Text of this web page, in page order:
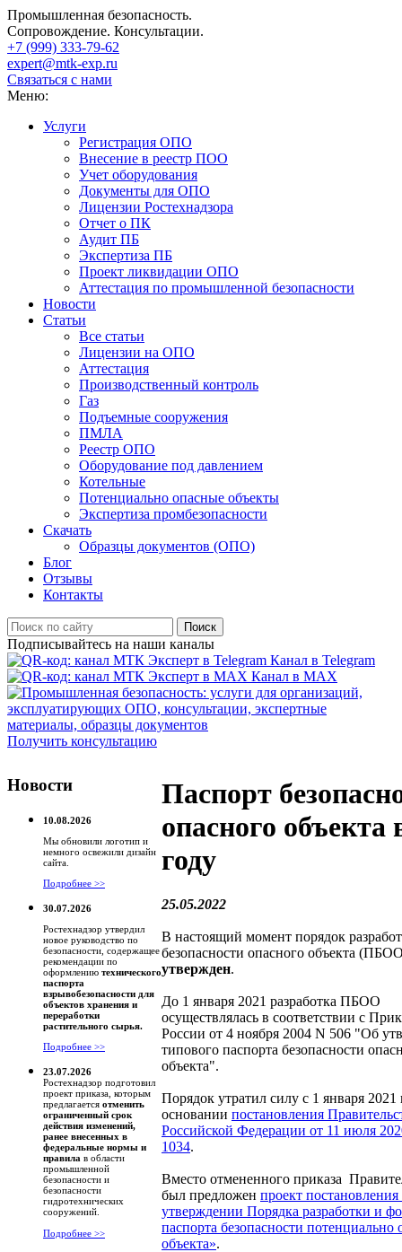
Промышленная безопасность.
Сопровождение. Консультации.
+7 (999) 333-79-62
expert@mtk-exp.ru
Связаться с нами
Меню:
Услуги
Регистрация ОПО
Внесение в реестр ПОО
Учет оборудования
Документы для ОПО
Лицензии Ростехнадзора
Отчет о ПК
Аудит ПБ
Экспертиза ПБ
Проект ликвидации ОПО
Аттестация по промышленной безопасности
Новости
Статьи
Все статьи
Лицензии на ОПО
Аттестация
Производственный контроль
Газ
Подъемные сооружения
ПМЛА
Реестр ОПО
Оборудование под давлением
Котельные
Потенциально опасные объекты
Экспертиза промбезопасности
Скачать
Образцы документов (ОПО)
Блог
Отзывы
Контакты
Поиск
Подписывайтесь на наши каналы
Канал в Telegram
Канал в MAX
Получить консультацию
Новости
10.08.2026
Мы обновили логотип и
немного освежили дизайн
сайта.
Подробнее >>
30.07.2026
Ростехнадзор утвердил
новое руководство по
безопасности, содержащее
рекомендации по
оформлению технического
паспорта
взрывобезопасности для
объектов хранения и
переработки
растительного сырья.
Подробнее >>
23.07.2026
Ростехнадзор подготовил
проект приказа, которым
предлагается отменить
ограниченный срок
действия изменений,
ранее внесенных в
федеральные нормы и
правила в области
промышленной
безопасности и
безопасности
гидротехнических
сооружений.
Подробнее >>
Паспорт
опасного объекта
году
25.05.2022
В настоящий момент порядок
безопасности опасного объекта
утвержден.
До 1 января 2021 разработка ПБОО
осуществлялась в соответствии с
России от 4 ноября 2004 N 506 "Об
типового паспорта безопасности
объекта".
Порядок утратил силу с 1 января 2021
основании постановления
Российской Федерации от 11 июля
1034.
Вместо отмененного приказа
был предложен проект
утверждении Порядка разработки и
паспорта безопасности потенциально
объекта».